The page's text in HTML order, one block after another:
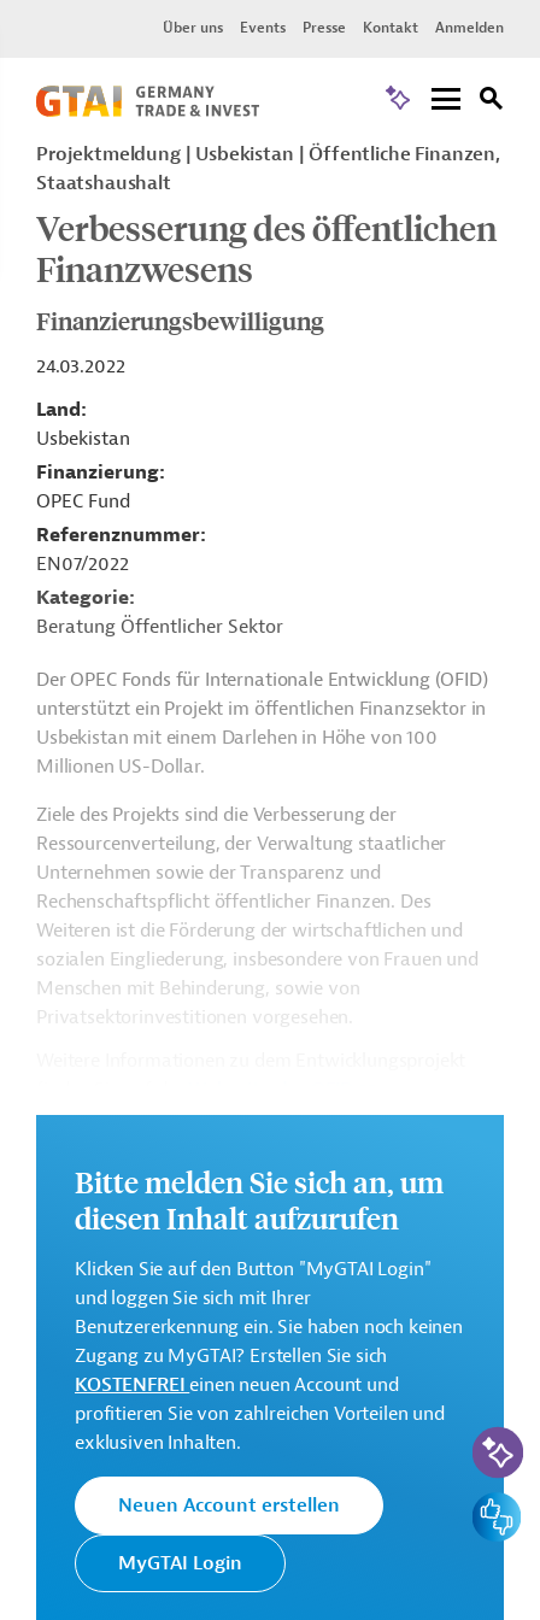
Über uns Events Presse Kontakt Anmelden
Projektmeldung Usbekistan
Öffentliche Finanzen,
Staatshaushalt
Verbesserung des öffentlichen
Finanzwesens
Finanzierungsbewilligung
24.03.2022
Land
Usbekistan
Finanzierung
OPEC Fund
Referenznummer
EN07/2022
Kategorie
Beratung Öffentlicher Sektor
Der OPEC Fonds für Internationale Entwicklung (OFID)
unterstützt ein Projekt im öffentlichen Finanzsektor in
Usbekistan mit einem Darlehen in Höhe von 100
Millionen US-Dollar.
Ziele des Projekts sind die Verbesserung der
Ressourcenverteilung, der Verwaltung staatlicher
Unternehmen sowie der Transparenz und
Rechenschaftspflicht öffentlicher Finanzen. Des
Weiteren ist die Förderung der wirtschaftlichen und
sozialen Eingliederung, insbesondere von Frauen und
Menschen mit Behinderung, sowie von
Privatsektorinvestitionen vorgesehen.
Kontaktadresse
OPEC Fonds
Der OPEC Fonds für Internationale
Usbekistan
Bitte melden Sie sich an, um
diesen Inhalt aufzurufen
Klicken Sie auf den Button "MyGTAI Login"
und loggen Sie sich mit Ihrer
Benutzererkennung ein. Sie haben noch keinen
Zugang zu MyGTAI? Erstellen Sie sich
KOSTENFREIeinen neuen Account und
profitieren Sie von zahlreichen Vorteilen und
exklusiven Inhalten.
Neuen Account erstellen
MyGTAI Login
KI-